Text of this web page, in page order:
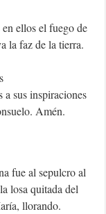
ellos el fuego de
la faz de la tierra.
sus inspiraciones
Amén.
fue al sepulcro al
losa quitada del
llorando.